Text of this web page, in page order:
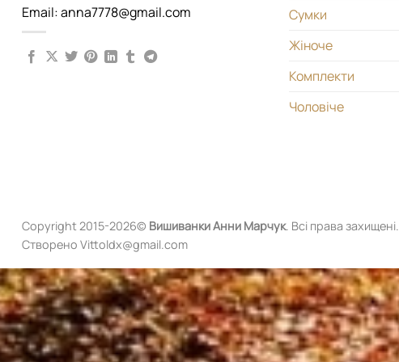
Email: anna7778@gmail.com
Сумки
Жіноче
Комплекти
Чоловіче
Copyright 2015-2026© ВишиванкиАнни Марчук. Всі права захищені.
Створено Vittoldx@gmail.com